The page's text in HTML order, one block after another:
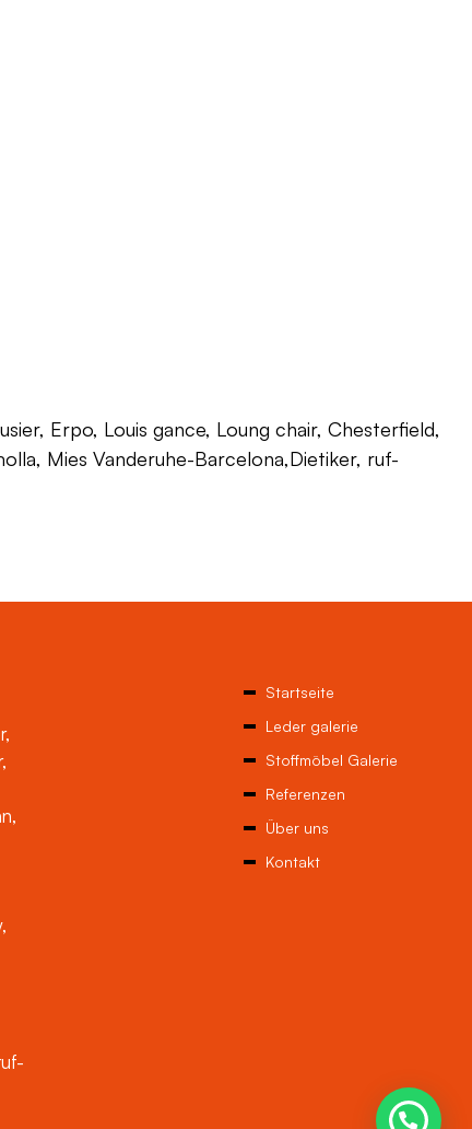
Erpo, Louis gance, Loung chair, Chesterfield,
Mies Vanderuhe-Barcelona,Dietiker, ruf-
Startseite
Leder galerie
Stoffmöbel Galerie
Referenzen
Über uns
Kontakt